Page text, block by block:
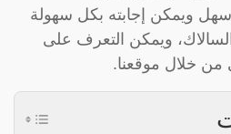
ويمكن إجابته بكل سهولة
السالاك، ويمكن التعرف على
من خلال موقعنا.